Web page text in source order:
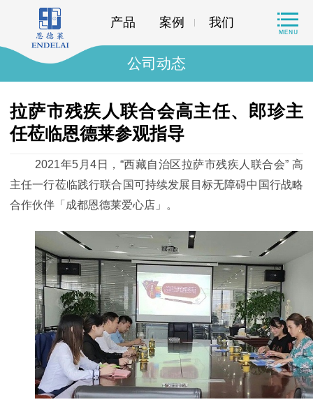
产品 案例 我们
公司动态
拉萨市残疾人联合会高主任、郎珍主
任莅临恩德莱参观指导
2021年5月4日，“西藏自治区拉萨市残疾人联合会” 高
主任一行莅临践行联合国可持续发展目标无障碍中国行战略
合作伙伴「成都恩德莱爱心店」。